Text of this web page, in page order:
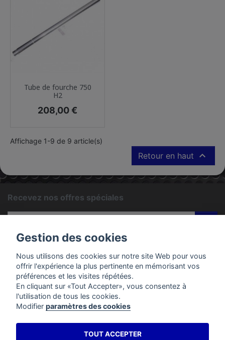
Tube de fourche 750
H2
Prix
208,00 €
Affichage 1-9 de 9 article(s)
Retour en haut 
Recevez nos offres spéciales
Vous pouvez vous désinscrire à tout moment. Vous trouverez
d'utilisation du site.
PRODUITS
Gestion des cookies
Nous utilisons des cookies sur notre site Web pour vous
offrir l'expérience la plus pertinente en mémorisant vos
préférences et les visites répétées.
En cliquant sur «Tout Accepter», vous consentez à
l'utilisation de tous les cookies.
Modifier paramètres des cookies
TOUT ACCEPTER